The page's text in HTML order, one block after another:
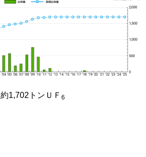
約1,702トンＵＦ 6